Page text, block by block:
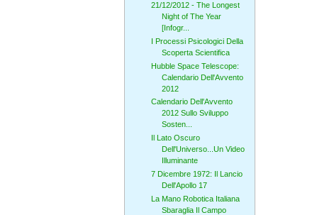
21/12/2012 - The Longest
Night of The Year
[Infogr...
I Processi Psicologici Della
Scoperta Scientifica
Hubble Space Telescope:
Calendario Dell'Avvento
2012
Calendario Dell'Avvento
2012 Sullo Sviluppo
Sosten...
Il Lato Oscuro
Dell'Universo...Un Video
Illuminante
7 Dicembre 1972: Il Lancio
Dell'Apollo 17
La Mano Robotica Italiana
Sbaraglia Il Campo